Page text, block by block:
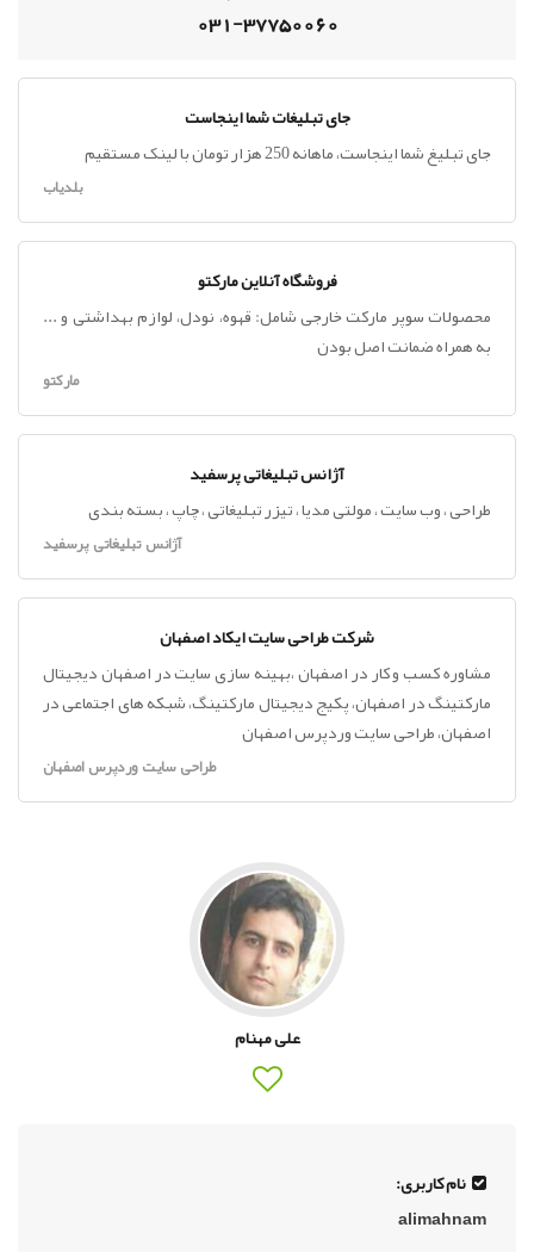
031-37750060
جای تبلیغات شما اینجاست
جای تبلیغ شما اینجاست، ماهانه 250 هزار تومان با لینک مستقیم
بلدیاب
فروشگاه آنلاین مارکتو
محصولات سوپر مارکت خارجی شامل: قهوه، نودل، لوازم بهداشتی و ...
به همراه ضمانت اصل بودن
مارکتو
آژانس تبلیغاتی پرسفید
طراحی ، وب سایت ، مولتی مدیا ، تیزر تبلیغاتی ، چاپ ، بسته بندی
آژانس تبلیغاتی پرسفید
شرکت طراحی سایت ایکاد اصفهان
مشاوره کسب و کار در اصفهان ،بهینه سازی سایت در اصفهان دیجیتال
مارکتینگ در اصفهان، پکیج دیجیتال مارکتینگ، شبکه های اجتماعی در
اصفهان، طراحی سایت وردپرس اصفهان
طراحی سایت وردپرس اصفهان
علی مهنام
نام کاربری:
alimahnam